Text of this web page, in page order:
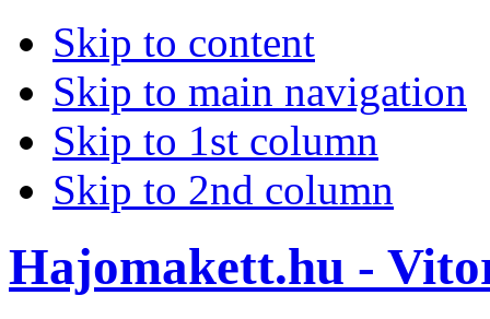
Skip to content
Skip to main navigation
Skip to 1st column
Skip to 2nd column
Hajomakett.hu -